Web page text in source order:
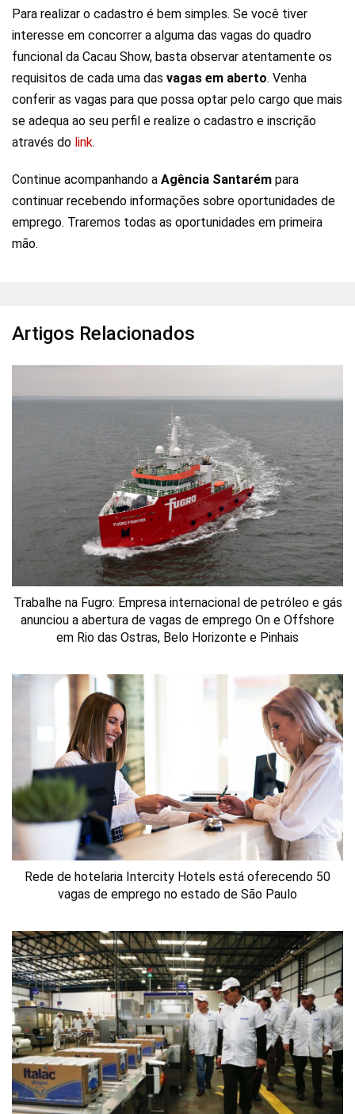
Para realizar o cadastro é bem simples. Se você tiver
interesse em concorrer a alguma das vagas do quadro
funcional da Cacau Show, basta observar atentamente os
requisitos de cada uma das vagas em aberto. Venha
conferir as vagas para que possa optar pelo cargo que mais
se adequa ao seu perfil e realize o cadastro e inscrição
através do link.
Continue acompanhando a Agência Santarém para
continuar recebendo informações sobre oportunidades de
emprego. Traremos todas as oportunidades em primeira
mão.
Artigos Relacionados
Trabalhe na Fugro: Empresa internacional de petróleo e gás
anunciou a abertura de vagas de emprego On e Offshore
em Rio das Ostras, Belo Horizonte e Pinhais
Rede de hotelaria Intercity Hotels está oferecendo 50
vagas de emprego no estado de São Paulo